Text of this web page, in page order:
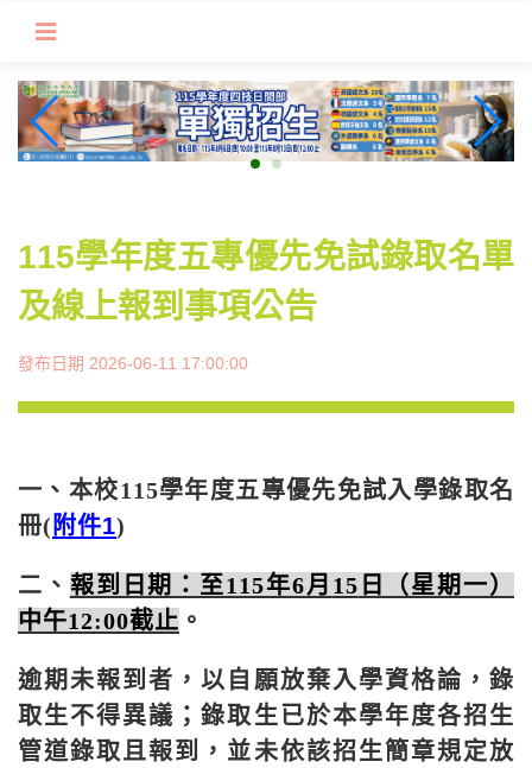
115學年度五專優先免試錄取名單
及線上報到事項公告
發布日期 2026-06-11 17:00:00
一、本校115學年度五專優先免試入學錄取名
冊( 附件1)
二、 報到日期：至115年6月 15 日（星期一）
中午12:00截止 。
逾期未報到者，以自願放棄入學資格論，錄
取生不得異議；錄取生已於本學年度各招生
管道錄取且報到，並未依該招生簡章規定放